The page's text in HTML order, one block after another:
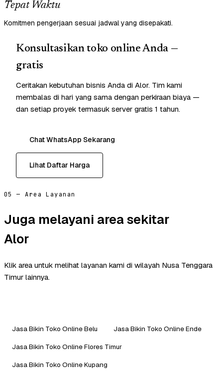
Tepat Waktu
Komitmen pengerjaan sesuai jadwal yang disepakati.
Konsultasikan toko online Anda —
gratis
Ceritakan kebutuhan bisnis Anda di Alor. Tim kami
membalas di hari yang sama dengan perkiraan biaya —
dan setiap proyek termasuk server gratis 1 tahun.
Chat WhatsApp Sekarang
Lihat Daftar Harga
05 — Area Layanan
Juga melayani area sekitar
Alor
Klik area untuk melihat layanan kami di wilayah Nusa Tenggara
Timur lainnya.
Jasa Bikin Toko Online Belu
Jasa Bikin Toko Online Ende
Jasa Bikin Toko Online Flores Timur
Jasa Bikin Toko Online Kupang